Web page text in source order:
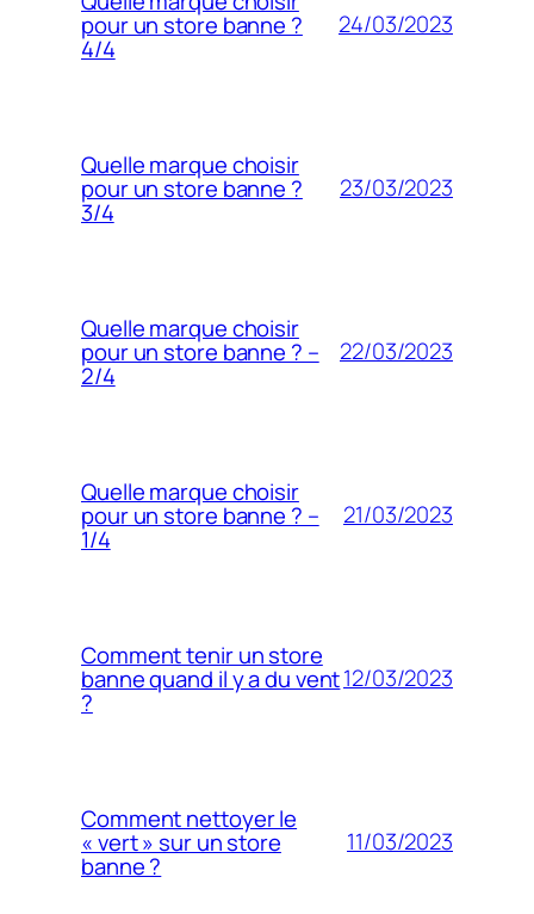
pour un store banne ?
4/4
24/03/2023
Quelle marque choisir
pour un store banne ?
3/4
23/03/2023
Quelle marque choisir
pour un store banne ? –
2/4
22/03/2023
Quelle marque choisir
pour un store banne ? –
1/4
21/03/2023
Comment tenir un store
banne quand il y a du vent
?
12/03/2023
Comment nettoyer le
« vert » sur un store
banne ?
11/03/2023